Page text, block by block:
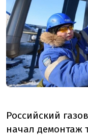
Российский
начал демонтаж